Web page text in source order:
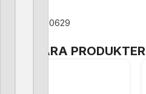
Trudesign 90629
POPULÄRA PRODUKTER